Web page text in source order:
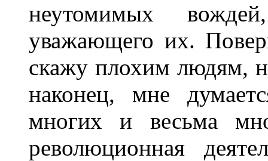
неутомимых
уважающего их.
скажу плохим людям,
наконец, мне
многих и весьма
революционная